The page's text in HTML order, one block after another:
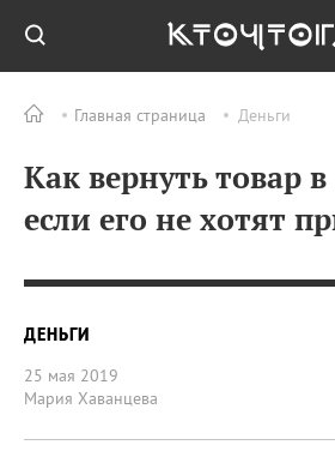
Главная страница Деньги
Как вернуть товар
если его не хотят
ДЕНЬГИ
25 мая 2019
Мария Хаванцева